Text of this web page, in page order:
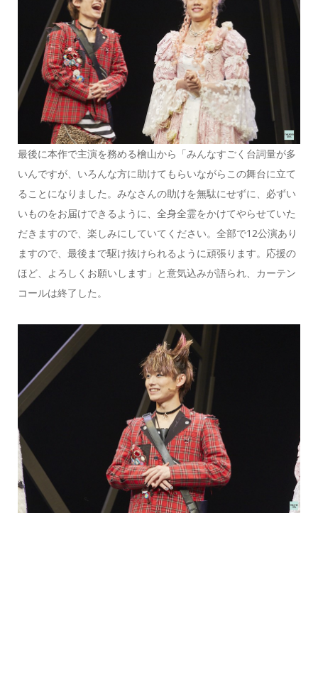
最後に本作で主演を務める檜山から「みんなすごく台詞量が多
いんですが、いろんな方に助けてもらいながらこの舞台に立て
ることになりました。みなさんの助けを無駄にせずに、必ずい
いものをお届けできるように、全身全霊をかけてやらせていた
だきますので、楽しみにしていてください。全部で12公演あり
ますので、最後まで駆け抜けられるように頑張ります。応援の
ほど、よろしくお願いします」と意気込みが語られ、カーテン
コールは終了した。